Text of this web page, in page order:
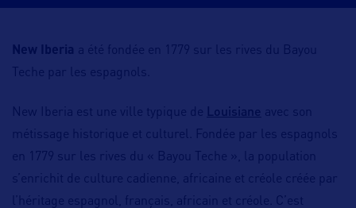
New Iberia a été fondée en 1779 sur les rives du Bayou
Teche par les espagnols.
New Iberia est une ville typique de Louisiane avec son
métissage historique et culturel. Fondée par les espagnols
en 1779 sur les rives du « Bayou Teche », la population
s’enrichit de culture cadienne, africaine et créole créée par
l’héritage espagnol, français, africain et créole. C’est